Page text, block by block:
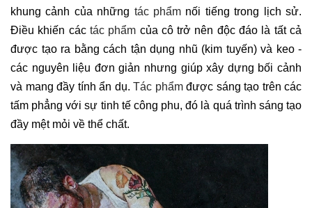
khung cảnh của những tác phẩm nối tiếng trong lịch sử.
Điều khiến các tác phẩm của cô trở nên độc đáo là tất cả
được tạo ra bằng cách tận dụng nhũ (kim tuyến) và keo -
các nguyên liệu đơn giản nhưng giúp xây dựng bối cảnh
và mang đầy tính ẩn dụ. Tác phẩmđược sáng tạo trên các
tấm phẳng với sự tinh tế công phu, đó là quá trình sáng tạo
đầy mệt mỏi về thể chất.